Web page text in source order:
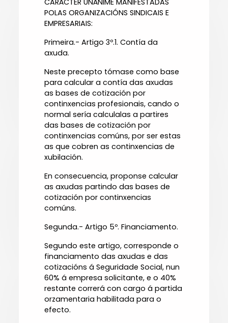
CARÁCTER UNÁNIME MANIFESTADAS
POLAS ORGANIZACIÓNS SINDICAIS E
EMPRESARIAIS:
Primeira.- Artigo 3º.1. Contía da
axuda.
Neste precepto tómase como base
para calcular a contía das axudas
as bases de cotización por
continxencias profesionais, cando o
normal sería calculalas a partires
das bases de cotización por
continxencias comúns, por ser estas
as que cobren as continxencias de
xubilación.
En consecuencia, proponse calcular
as axudas partindo das bases de
cotización por continxencias
comúns.
Segunda.- Artigo 5º. Financiamento.
Segundo este artigo, corresponde o
financiamento das axudas e das
cotizacións á Seguridade Social, nun
60% á empresa solicitante, e o 40%
restante correrá con cargo á partida
orzamentaria habilitada para o
efecto.